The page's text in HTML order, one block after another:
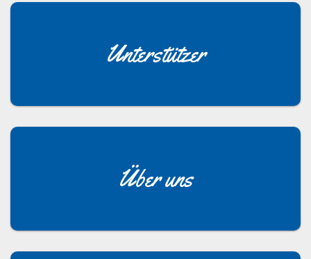
Unterstützer
Über uns